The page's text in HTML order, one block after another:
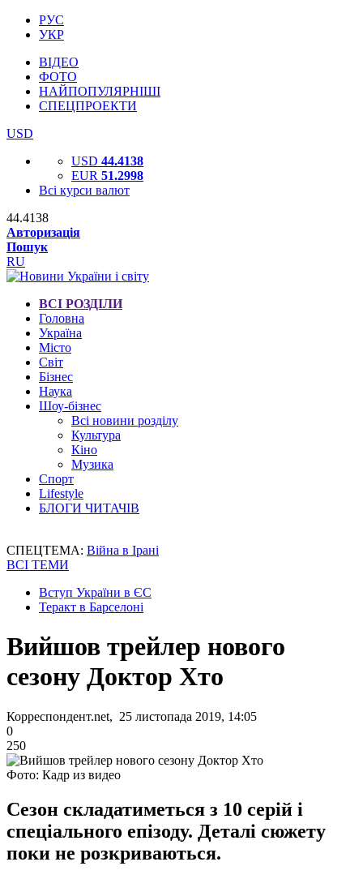
РУС
УКР
ВІДЕО
ФОТО
НАЙПОПУЛЯРНІШІ
СПЕЦПРОЕКТИ
USD
USD 44.4138
EUR 51.2998
Всі курси валют
44.4138
Авторизація
Пошук
RU
ВСІ РОЗДІЛИ
Головна
Україна
Місто
Світ
Бізнес
Наука
Шоу-бізнес
Всі новини розділу
Культура
Кіно
Музика
Спорт
Lifestyle
БЛОГИ ЧИТАЧІВ
СПЕЦТЕМА: Війна в Ірані
ВСІ ТЕМИ
Вступ України в ЄС
Теракт в Барселоні
Вийшов трейлер нового
сезону Доктор Хто
Корреспондент.net, 25 листопада 2019, 14:05
0
250
Фото: Кадр из видео
Сезон складатиметься з 10 серій і
спеціального епізоду. Деталі сюжету
поки не розкриваються.